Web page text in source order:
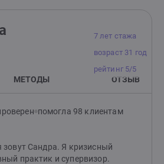
7 лет стажа
возраст 31 год
рейтинг 5/5
МЕТОДЫ ОТЗЫВ
помогла 98 клиентам
зовут Сандра. Я кризисный
практик и супервизор.